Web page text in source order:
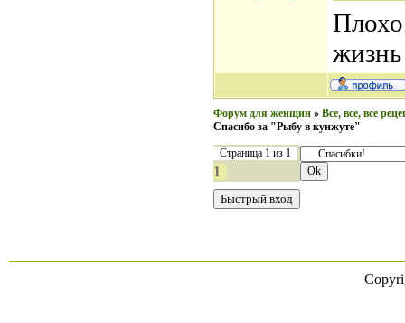
Форум для женщин » Все, все, все
Спасибо за "Рыбу в кунжуте"
Страница 1 из 1
1